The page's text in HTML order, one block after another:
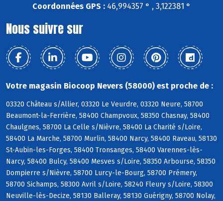
Coordonnées GPS : 46,994357 ° , 3,122381 °
Nous suivre sur
Votre magasin Biocoop Nevers (58000) est proche de :
03320 Château s/Allier, 03320 Le Veurdre, 03320 Neure, 58700
Beaumont-la-Ferrière, 58400 Champvoux, 58350 Chasnay, 58400
Chaulgnes, 58700 La Celle s/Nièvre, 58400 La Charité s/Loire,
58400 La Marche, 58700 Murlin, 58400 Narcy, 58400 Raveau, 58130
St-Aubin-les-Forges, 58400 Tronsanges, 58400 Varennes-lès-
Narcy, 58400 Bulcy, 58400 Mesves s/Loire, 58350 Arbourse, 58350
Dompierre s/Nièvre, 58700 Lurcy-le-Bourg, 58700 Prémery,
58700 Sichamps, 58300 Avril s/Loire, 58240 Fleury s/Loire, 58300
Neuville-lès-Decize, 58130 Balleray, 58130 Guérigny, 58700 Nolay,